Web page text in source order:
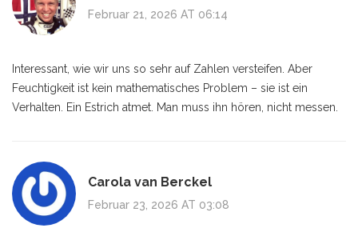
Februar 21, 2026 AT 06:14
Interessant, wie wir uns so sehr auf Zahlen versteifen. Aber
Feuchtigkeit ist kein mathematisches Problem – sie ist ein
Verhalten. Ein Estrich atmet. Man muss ihn hören, nicht messen.
Carola van Berckel
Februar 23, 2026 AT 03:08